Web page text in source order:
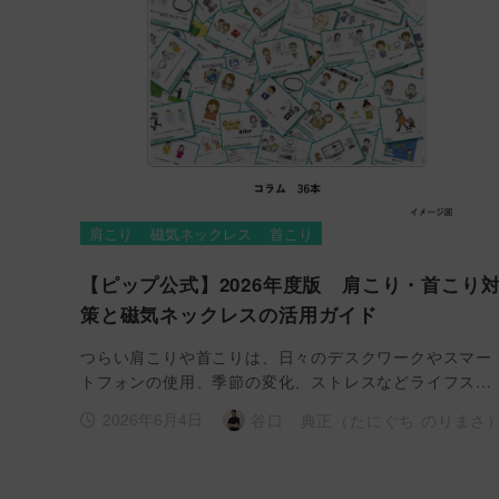
肩こり 磁気ネックレス 首こり
【ピップ公式】2026年度版 肩こり・首こり
策と磁気ネックレスの活用ガイド
つらい肩こりや首こりは、日々のデスクワークやスマー
トフォンの使用、季節の変化、ストレスなどライフス…